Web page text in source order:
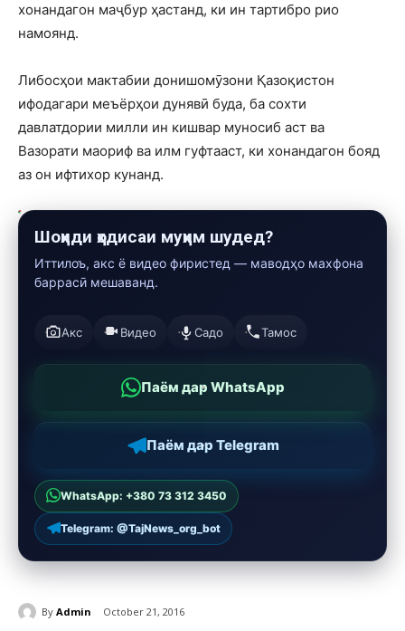
хонандагон маҷбур ҳастанд, ки ин тартибро рио
намоянд.
Либосҳои мактабии донишомӯзони Қазоқистон
ифодагари меъёрҳои дунявӣ буда, ба сохти
давлатдории милли ин кишвар муносиб аст ва
Вазорати маориф ва илм гуфтааст, ки хонандагон бояд
аз он ифтихор кунанд.
Шоҳиди ҳодисаи муҳим шудед?
Иттилоъ, акс ё видео фиристед — маводҳо махфона
баррасӣ мешаванд.
Акс Видео Садо Тамос
Паём дар WhatsApp
Паём дар Telegram
WhatsApp: +380 73 312 3450
Telegram: @TajNews_org_bot
By Admin October 21, 2016